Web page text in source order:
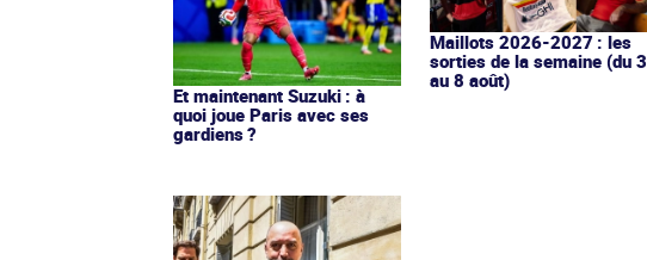
Et maintenant Suzuki : à
quoi joue Paris avec ses
gardiens ?
Maillots 2026-2027 : les
sorties de la semaine (du 3
au 8 août)